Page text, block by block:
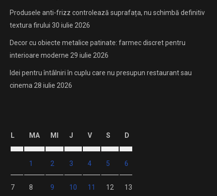
Produsele anti-frizz controlează suprafața, nu schimbă definitiv
textura firului 30 iulie 2026
Decor cu obiecte metalice patinate: farmec discret pentru
interioare moderne 29 iulie 2026
Idei pentru întâlniri în cuplu care nu presupun restaurant sau
cinema 28 iulie 2026
L MA MI J V S D
1 2 3 4 5 6
7 8 9 10 11 12 13